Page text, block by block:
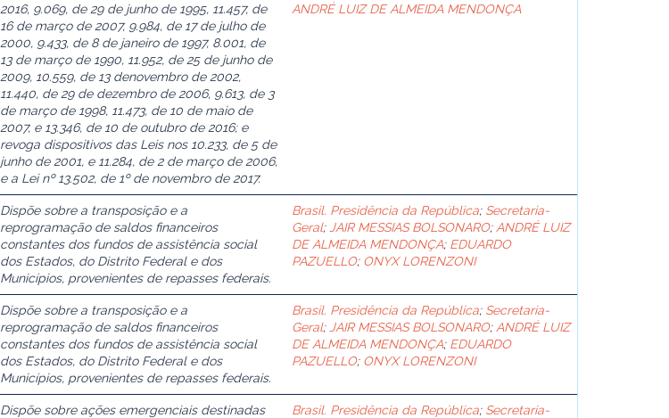
2016, 9.069, de 29 de junho de 1995, 11.457, de
16 de março de 2007, 9.984, de 17 de julho de
2000, 9.433, de 8 de janeiro de 1997, 8.001, de
13 de março de 1990, 11.952, de 25 de junho de
2009, 10.559, de 13 denovembro de 2002,
11.440, de 29 de dezembro de 2006, 9.613, de 3
de março de 1998, 11.473, de 10 de maio de
2007, e 13.346, de 10 de outubro de 2016; e
revoga dispositivos das Leis nos 10.233, de 5 de
junho de 2001, e 11.284, de 2 de março de 2006,
e a Lei nº 13.502, de 1º de novembro de 2017.
ANDRÉ LUIZ DE ALMEIDA MENDONÇA
Dispõe sobre a transposição e a
reprogramação de saldos financeiros
constantes dos fundos de assistência social
dos Estados, do Distrito Federal e dos
Municípios, provenientes de repasses federais.
Brasil. Presidência da República; Secretaria-
Geral; JAIR MESSIAS BOLSONARO; ANDRÉ LUIZ
DE ALMEIDA MENDONÇA; EDUARDO
PAZUELLO; ONYX LORENZONI
Dispõe sobre a transposição e a
reprogramação de saldos financeiros
constantes dos fundos de assistência social
dos Estados, do Distrito Federal e dos
Municípios, provenientes de repasses federais.
Brasil. Presidência da República; Secretaria-
Geral; JAIR MESSIAS BOLSONARO; ANDRÉ LUIZ
DE ALMEIDA MENDONÇA; EDUARDO
PAZUELLO; ONYX LORENZONI
Dispõe sobre ações emergenciais destinadas
Brasil. Presidência da República; Secretaria-